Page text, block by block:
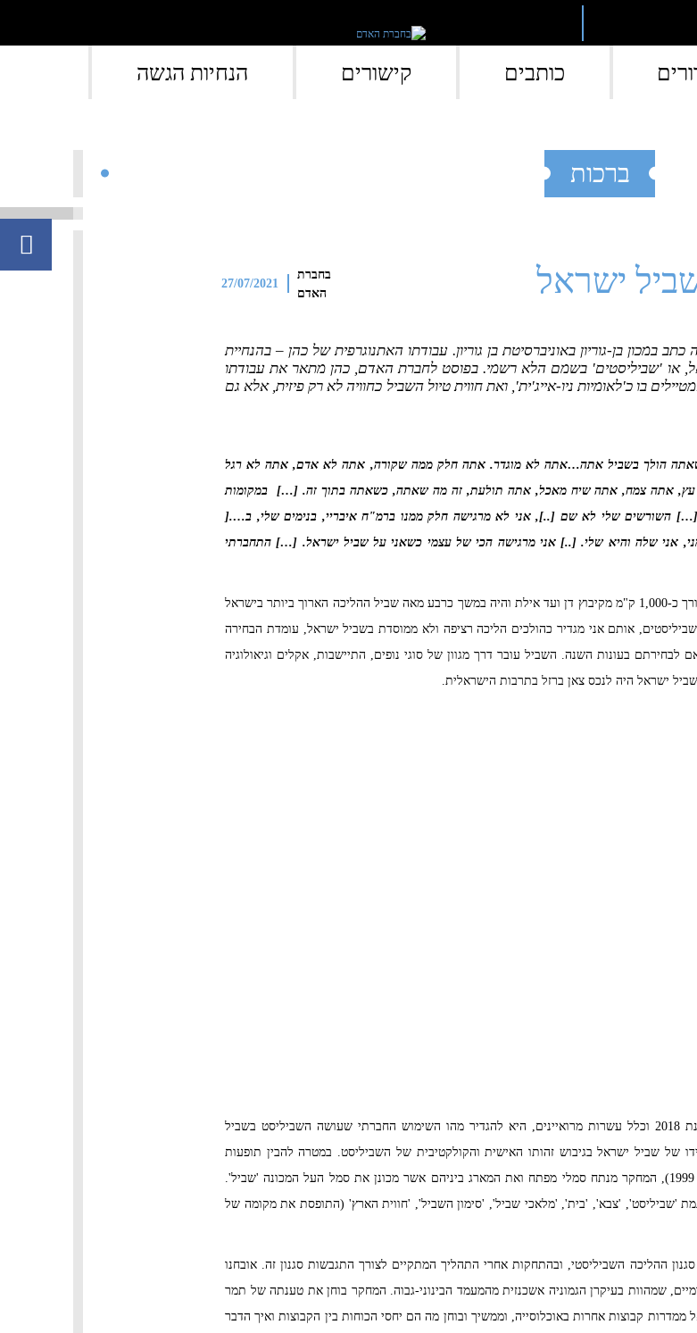
כותבים קישורים הנחיות הגשה
ברכות
ישראל
בחברת
האדם
27/07/2021
בן-גוריון באוניברסיטת בן גוריון. עבודתו האתנוגרפית של כהן – בהנחיית
או 'שביליסטים' בשמם הלא רשמי. בפוסט לחברת האדם, כהן מתאר את עבודתו
בו כ'לאומיות ניו-אייג'ית', ואת חווית טיול השביל כחוויה לא רק פיזית, אלא גם
הולך בשביל אתה…אתה לא מוגדר. אתה חלק ממה שקורה, אתה לא אדם, אתה לא רגל
אתה צמח, אתה שיח מאכל, אתה תולעת, זה מה שאתה, כשאתה בתוך זה. […] במקומות
השורשים שלי לא שם [..], אני לא מרגישה חלק ממנו ברמ"ח איבריי, בנימים שלי, ב….[
אני שלה והיא שלי. [..] אני מרגישה הכי של עצמי כשאני על שביל ישראל. […] התחברתי
שביל ישראל, שנחנך ב-1995, הוא שביל הליכה מסומן לאורך כ-1,000 ק"מ מקיבוץ דן ועד אילת והיה במשך כרבע מאה שביל ההליכה הארוך ביותר בישראל
אותם אני מגדיר כהולכים הליכה רציפה ולא ממוסדת בשביל ישראל, עומדת הבחירה
לבחירתם בעונות השנה. השביל עובר דרך מגוון של סוגי נופים, התיישבות, אקלים וגיאולוגיה
ישראל היה לנכס צאן ברזל בתרבות הישראלית.
מטרתו של מחקר שדה אתנוגרפי זה, שנערך בעיקר בשנת 2018 וכלל עשרות מרואיינים, היא להגדיר מהו השימוש החברתי שעושה השביליסט בשביל
של שביל ישראל בגיבוש זהותו האישית והקולקטיבית של השביליסט. במטרה להבין תופעות
ומנגנונים חברתיים כפי שמציעה תמר כתריאל (כתריאל, 1999), המחקר מנתח סמלי מפתח ואת המארג ביניהם אשר מכונן את סמל העל המכונה 'שביל'.
'שביליסט', 'צבא', 'בית', 'מלאכי שביל', 'סימון השביל', 'חווית הארץ' (התופסת את מקומה של
ההליכה השביליסטי, ובהתחקות אחרי התהליך המתקיים לצורך התגבשות סגנון זה. אובחנו
שמהוות בעיקרן הגמוניה אשכנזית מהמעמד הבינוני-גבוה. המחקר בוחן את טענתה של תמר
ישראל ממדרות קבוצות אחרות באוכלוסייה, וממשיך ובוחן מה הם יחסי הכוחות בין הקבוצות ואיך הדבר